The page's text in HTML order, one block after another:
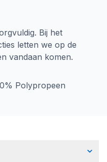
Bij het
letten we op de
vandaan komen.
Polypropeen